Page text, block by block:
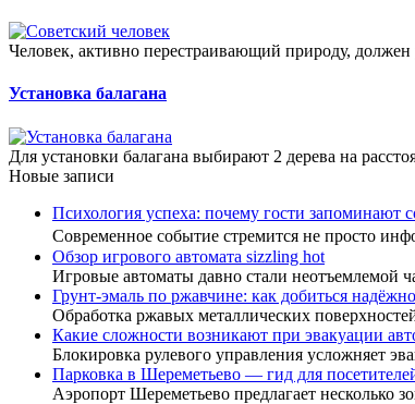
Человек, активно перестраивающий природу, должен
Установка балагана
Для установки балагана выбирают 2 дерева на
Новые записи
Психология успеха: почему гости запоминают
Современное событие стремится не просто
Обзор игрового автомата sizzling hot
Игровые автоматы давно стали неотъемлемой
Грунт-эмаль по ржавчине: как добиться
Обработка ржавых металлических
Какие сложности возникают при эвакуации
Блокировка рулевого управления усложняет
Парковка в Шереметьево — гид для
Аэропорт Шереметьево предлагает несколько